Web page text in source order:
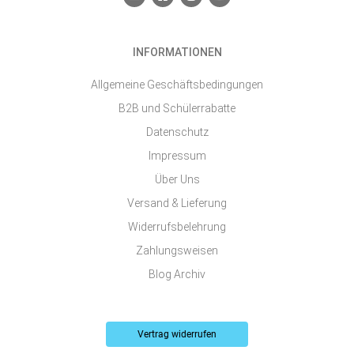
n
o
a
o
-
q
a
r
n
g
m
o
b
INFORMATIONEN
Allgemeine Geschäftsbedingungen
B2B und Schülerrabatte
Datenschutz
Impressum
Über Uns
Versand & Lieferung
Widerrufsbelehrung
Zahlungsweisen
Blog Archiv
Vertrag widerrufen